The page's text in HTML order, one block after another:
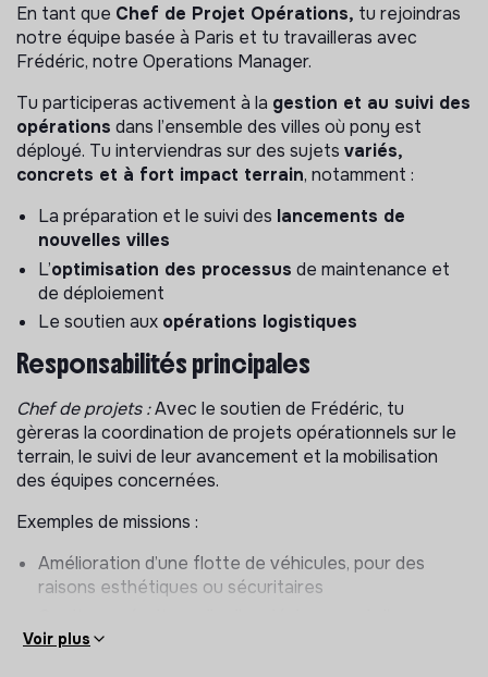
En tant que Chef de Projet Opérations, tu rejoindras
notre équipe basée à Paris et tu travailleras avec
Frédéric, notre Operations Manager.
Tu participeras activement à la gestion et au suivi des
opérations dans l’ensemble des villes où pony est
déployé. Tu interviendras sur des sujets variés,
concrets et à fort impact terrain, notamment :
La préparation et le suivi des lancements de
nouvelles villes
L’optimisation des processus de maintenance et
de déploiement
Le soutien aux opérations logistiques
Responsabilités principales
Chef de projets :Avec le soutien de Frédéric, tu
gèreras la coordination de projets opérationnels sur le
terrain, le suivi de leur avancement et la mobilisation
des équipes concernées.
Exemples de missions :
Amélioration d’une flotte de véhicules, pour des
raisons esthétiques ou sécuritaires
flotte de véhicules d’une ville à une autre
Voir plus